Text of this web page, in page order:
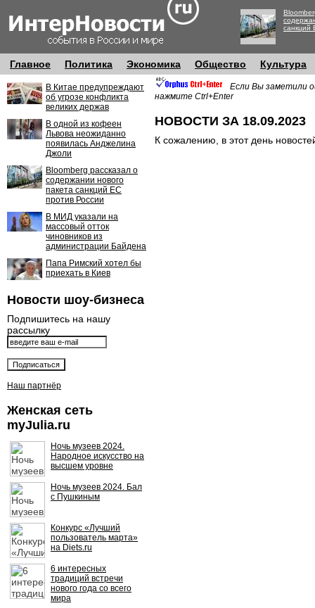
санкций
Главное Политика Экономика Общество Культура
В Китае предупреждают
об угрозе конфликта
великих держав
В одной из кофеен
Львова неожиданно
появилась Анджелина
Джоли
Bloomberg рассказал о
содержании нового
пакета санкций ЕС
против России
В МИД указали на
массовый отток
чиновников из
администрации Байдена
Папа Римский хотел бы
приехать в Киев
Новости шоу-бизнеса
Подпишитесь на нашу
рассылку
Наш партнёр
Женская сеть
myJulia.ru
Ночь музеев 2024.
Народное искусство на
высшем уровне
Ночь музеев 2024. Бал
с Пушкиным
Конкурс «Лучший
пользователь марта»
на Diets.ru
6 интересных
традиций встречи
нового года со всего
мира
Если Вы заметили
нажмите Ctrl+Enter
НОВОСТИ ЗА 18.09.2023
К сожалению, в этот день